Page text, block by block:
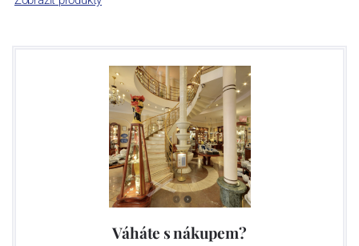
Váháte s nákupem?